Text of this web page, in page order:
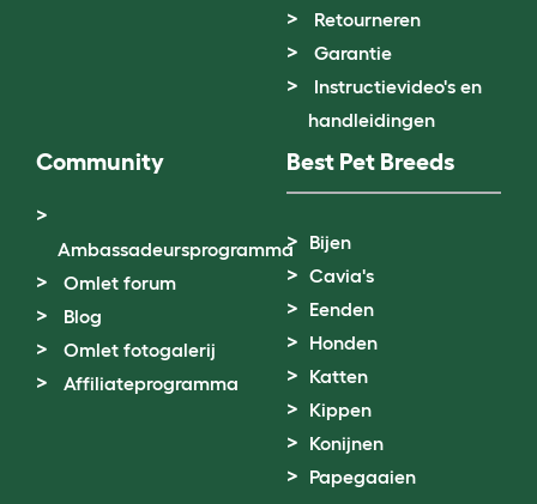
Retourneren
Garantie
Instructievideo's en
handleidingen
Community
Ambassadeursprogramma
Omlet forum
Blog
Omlet fotogalerij
Affiliateprogramma
Best Pet Breeds
Bijen
Cavia's
Eenden
Honden
Katten
Kippen
Konijnen
Papegaaien